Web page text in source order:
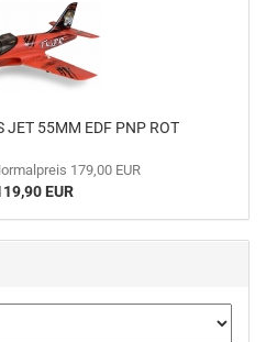
JET 55MM EDF PNP ROT
179,00 EUR
EUR